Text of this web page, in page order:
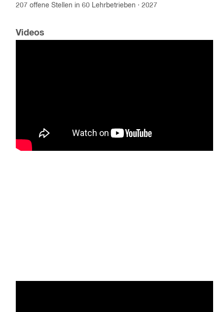
207 offeneStellen in60 Lehrbetrieben ·2027
Videos